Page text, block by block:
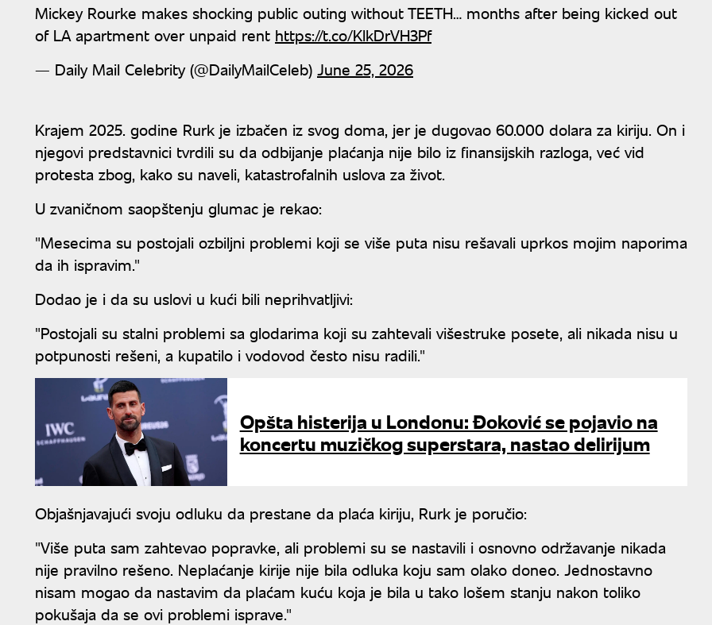
Mickey Rourke makes shocking public outing without TEETH… months after being kicked out
of LA apartment over unpaid rent https://t.co/KlkDrVH3Pf
— Daily Mail Celebrity (@DailyMailCeleb) June 25, 2026
Krajem 2025. godine Rurk je izbačen iz svog doma, jer je dugovao 60.000 dolara za kiriju. On i
njegovi predstavnici tvrdili su da odbijanje plaćanja nije bilo iz finansijskih razloga, već vid
protesta zbog, kako su naveli, katastrofalnih uslova za život.
U zvaničnom saopštenju glumac je rekao:
"Mesecima su postojali ozbiljni problemi koji se više puta nisu rešavali uprkos mojim naporima
da ih ispravim."
Dodao je i da su uslovi u kući bili neprihvatljivi:
"Postojali su stalni problemi sa glodarima koji su zahtevali višestruke posete, ali nikada nisu u
potpunosti rešeni, a kupatilo i vodovod često nisu radili."
Opšta histerija u Londonu: Đoković se pojavio na
koncertu muzičkog superstara, nastao delirijum
Objašnjavajući svoju odluku da prestane da plaća kiriju, Rurk je poručio:
"Više puta sam zahtevao popravke, ali problemi su se nastavili i osnovno održavanje nikada
nije pravilno rešeno. Neplaćanje kirije nije bila odluka koju sam olako doneo. Jednostavno
nisam mogao da nastavim da plaćam kuću koja je bila u tako lošem stanju nakon toliko
pokušaja da se ovi problemi isprave."